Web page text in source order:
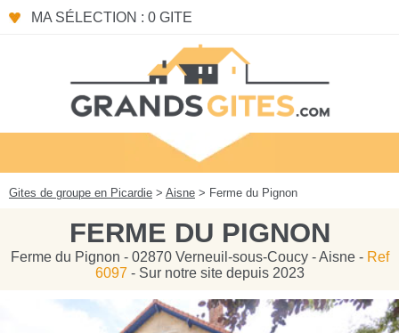
MA SÉLECTION : 0 GITE
Gites de groupe en Picardie > Aisne > Ferme du Pignon
FERME DU PIGNON
Ferme du Pignon - 02870 Verneuil-sous-Coucy - Aisne - Ref
6097 - Sur notre site depuis 2023
Panneau de gestion des cookies